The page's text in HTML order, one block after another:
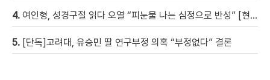
4. 여인형, 성경구절 읽다 오열 “피눈물 나는 심정으로 반성” [현장영상]
5. [단독]고려대, 유승민 딸 연구부정 의혹 “부정없다” 결론